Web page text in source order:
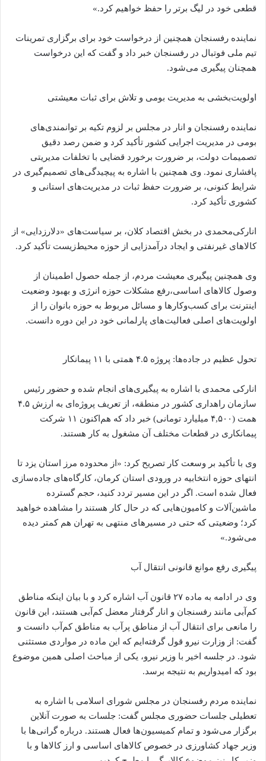
قطعی خود در لیگ برتر را حفظ خواهیم کرد.»
نماینده رفسنجان همچنین از درخواست خود برای برگزاری تمرینات
تیم ملی فوتبال در رفسنجان خبر داد و گفت که این درخواست
همچنان پیگیری می‌شود.
اولویت‌بخشی به مدیریت بومی و تلاش برای ثبات معیشتی
نماینده رفسنجان و انار در مجلس بر لزوم تکیه بر توانمندی‌های
بومی در مدیریت اجرایی کشور تأکید کرد و ضمن رصد دقیق
تصمیمات دولت، بر ضرورت برخورد قضایی با تخلفات مدیریتی
پافشاری نمود. وی همچنین با اشاره به پیچیدگی‌های تصمیم‌گیری در
شرایط کنونی، بر ضرورت حفظ ثبات در مدیریت‌های استانی و
کشوری تأکید کرد.
انارکی‌محمدی در بخش اقتصاد کلان، بر سیاست‌های «دلارزدایی» از
کالاهای غیرنفتی و ایجاد درآمدزایی از حوزه محیط‌زیست تأکید کرد.
وی همچنین پیگیری معیشت مردم، از جمله حصول اطمینان از
وصول کالاهای اساسی،رفع مشکلات حوزه انرژی و بهبود وضعیت
اینترنت برای کسب‌وکارها و مسائل مربوط به حوزه بانوان را از
اولویت‌های اصلی فعالیت‌های پارلمانی خود در این دوره دانست.
تحول عظیم در جاده‌ها: پروژه ۴.۵ همتی با ۱۱ پیمانکار
انارکی محمدی با اشاره به پیگیری‌های انجام شده و حضور رئیس
سازمان راهداری کشور در منطقه، از تعریف پروژه‌ای به ارزش ۴.۵
همت (۴,۵۰۰ میلیارد تومانی) خبر داد که هم‌اکنون ۱۱ شرکت
پیمانکاری در قطعات مختلف آن مشغول به کار هستند.
وی با تأکید بر وسعت کار تصریح کرد: «از محدوده مرز استان یزد تا
انتهای حوزه انتخابیه در ورودی استان کرمان، کارگاه‌های جاده‌سازی
فعال شده است. اگر در این مسیر تردد کنید، حجم گسترده
ماشین‌آلات و کامیون‌هایی که در حال کار هستند را مشاهده خواهید
کرد؛ وضعیتی که حتی در مسیرهای منتهی به تهران هم کمتر دیده
می‌شود.»
پیگیری رفع موانع قانونی انتقال آب
وی در ادامه به ماده ۲۷ قانون آب اشاره کرد و با بیان اینکه مناطق
کم‌آبی مانند رفسنجان و انار گرفتار معضل کم‌آبی هستند، این قانون
را مانعی برای انتقال آب از مناطق پرآب به مناطق کم‌آب دانست و
گفت: از وزارت نیرو قول گرفته‌ایم که این ماده در مواردی مستثنی
شود. در جلسه اخیر با وزیر نیرو، یکی از مباحث اصلی همین موضوع
بود که امیدواریم به نتیجه برسد.
نماینده مردم رفسنجان در مجلس شورای اسلامی با اشاره به
تعطیلی جلسات حضوری مجلس گفت: جلسات به صورت آنلاین
برگزار می‌شود و تمام کمیسیون‌ها فعال هستند. درباره گرانی‌ها با
وزیر جهاد کشاورزی در خصوص کالاهای اساسی و ارز کالاها و با